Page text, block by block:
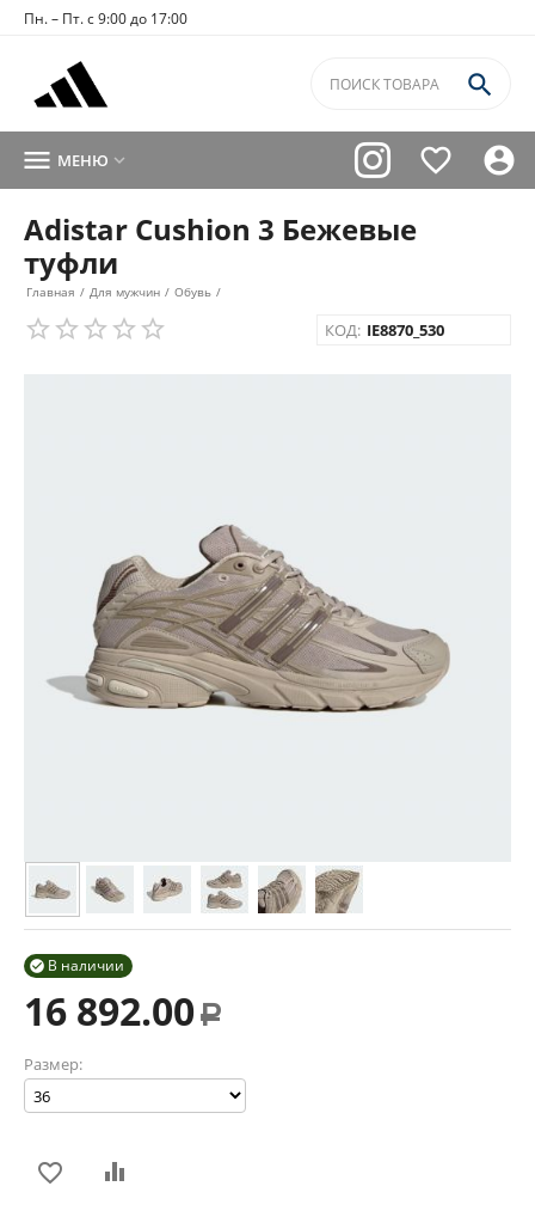
Пн. – Пт. с 9:00 до 17:00



 МЕНЮ 
Adistar Cushion 3 Бежевые
туфли
Главная / Для мужчин / Обувь /
КОД: IE8870_530
В наличии

16 892.00 Р
Размер: